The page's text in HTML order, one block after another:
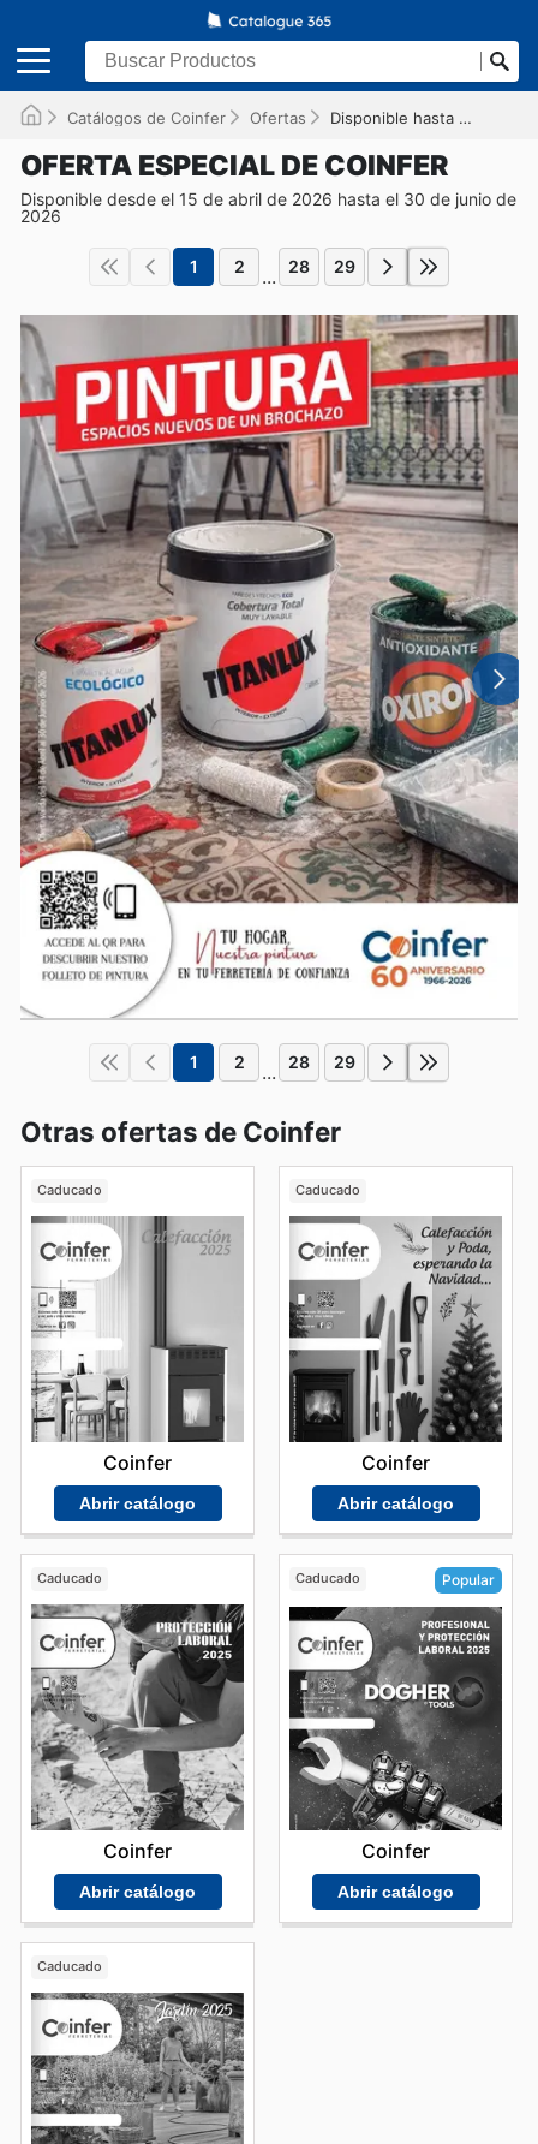
Catálogos de Coinfer Ofertas Disponible hasta el 30/06/2026
OFERTA ESPECIAL DE COINFER
Disponible desde el 15 de abril de 2026 hasta el 30 de junio de
2026
1 2 ... 28 29
1 2 ... 28 29
Otras ofertas de Coinfer
Caducado
Coinfer
Abrir catálogo
Caducado
Coinfer
Abrir catálogo
Caducado
Coinfer
Abrir catálogo
Caducado Popular
Coinfer
Abrir catálogo
Caducado